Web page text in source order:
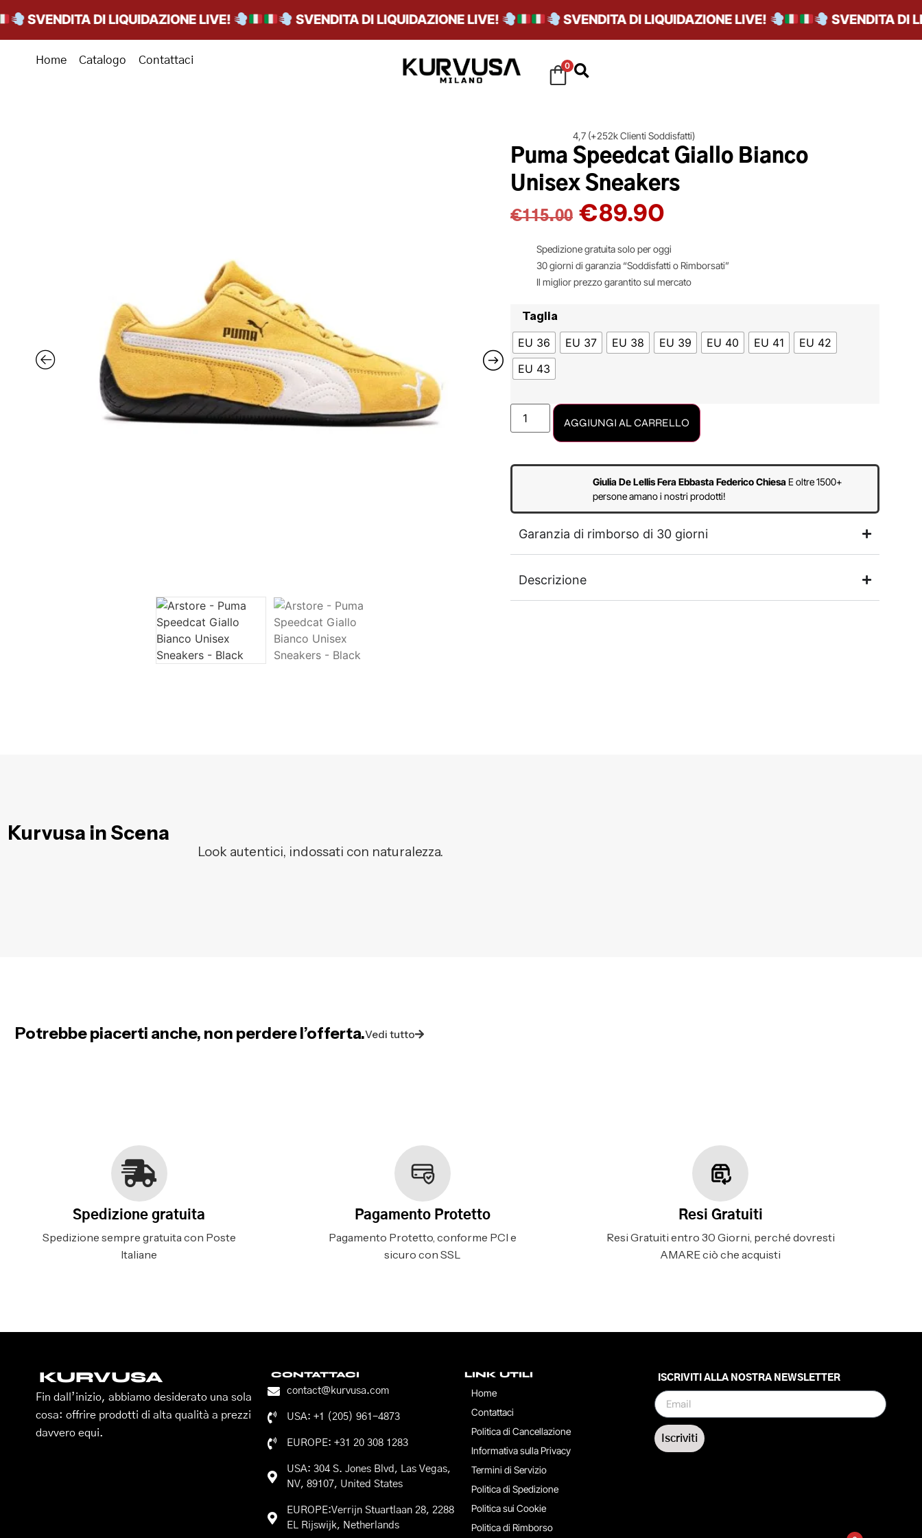
SVENDITA DI LIQUIDAZIONE LIVE! SVENDITA DI LIQUIDAZIONE LIVE! SVENDITA DI LIQUIDAZIONE LIVE! SVENDITA DI
Home Catalogo Contattaci 0
4,7 (+252k Clienti Soddisfatti)
Puma Speedcat Giallo Bianco
Unisex Sneakers
€115.00 €89.90
Spedizione gratuita solo per oggi
30 giorni di garanzia “Soddisfatti o Rimborsati”
Il miglior prezzo garantito sul mercato
Taglia
EU 36
EU 37 EU 38 EU 39 EU 40 EU 41
EU 42
EU 43
AGGIUNGI AL CARRELLO
Giulia De Lellis Fera Ebbasta Federico ChiesaE oltre 1500+
persone amano i nostri prodotti!
Garanzia di rimborso di 30 giorni
Descrizione
Kurvusa in Scena
Look autentici, indossati con naturalezza.
Potrebbe piacerti anche, non perdere l’offerta.Vedi tutto
Spedizione gratuita
Spedizione sempre gratuita con Poste
Italiane
Pagamento Protetto
Pagamento Protetto, conforme PCI e
sicuro con SSL
Resi Gratuiti
Resi Gratuiti entro 30 Giorni, perché dovresti
AMARE ciò che acquisti
KURVUSA
Fin dall’inizio, abbiamo desiderato una sola
cosa: offrire prodotti di alta qualità a prezzi
davvero equi.
CONTATTACI
contact@kurvusa.com
USA: +1 (205) 961-4873
EUROPE: +31 20 308 1283
USA: 304 S. Jones Blvd, Las Vegas,
NV, 89107, United States
EUROPE:Verrijn Stuartlaan 28, 2288
EL Rijswijk, Netherlands
LINK UTILI
Home
Contattaci
Politica di Cancellazione
Informativa sulla Privacy
Termini di Servizio
Politica di Spedizione
Politica sui Cookie
Politica di Rimborso
ISCRIVITI ALLA NOSTRA NEWSLETTER
Iscriviti